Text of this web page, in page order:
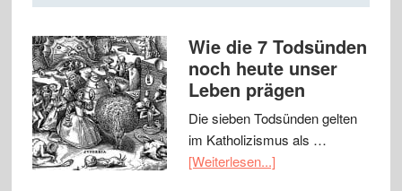
Wie die 7 Todsünden
noch heute unser
Leben prägen
Die sieben Todsünden gelten
im Katholizismus als …
[Weiterlesen...]